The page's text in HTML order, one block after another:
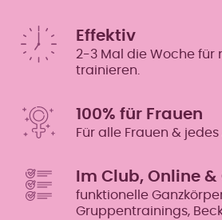
Effektiv
2-3 Mal die Woche für
trainieren.
100% für Frauen
Für alle Frauen & jedes
Im Club, Online
funktionelle
Gruppentrainings,